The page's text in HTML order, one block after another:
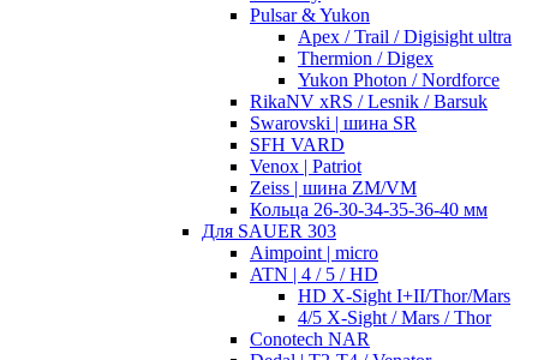
Pulsar & Yukon
Apex / Trail / Digisight ultra
Thermion / Digex
Yukon Photon / Nordforce
RikaNV xRS / Lesnik / Barsuk
Swarovski | шина SR
SFH VARD
Venox | Patriot
Zeiss | шина ZM/VM
Кольца 26-30-34-35-36-40 мм
Для SAUER 303
Aimpoint | micro
ATN | 4 / 5 / HD
HD X-Sight I+II/Thor/Mars
4/5 X-Sight / Mars / Thor
Conotech NAR